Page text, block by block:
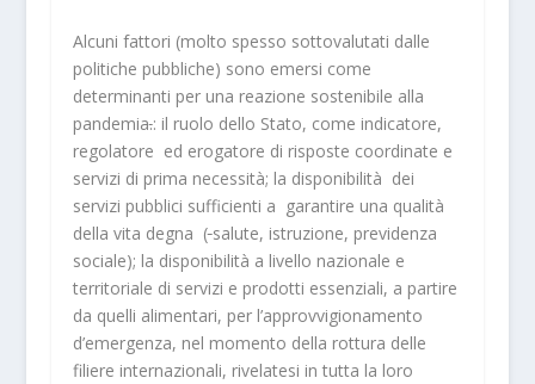
Alcuni fattori (molto spesso sottovalutati dalle
politiche pubbliche) sono emersi come
determinanti per una reazione sostenibile alla
pandemia.: il ruolo dello Stato, come indicatore,
regolatore ed erogatore di risposte coordinate e
servizi di prima necessità; la disponibilità dei
servizi pubblici sufficienti a garantire una qualità
della vita degna ( salute, istruzione, previdenza
sociale); la disponibilità a livello nazionale e
territoriale di servizi e prodotti essenziali, a partire
da quelli alimentari, per l’approvvigionamento
d’emergenza, nel momento della rottura delle
filiere internazionali, rivelatesi in tutta la loro